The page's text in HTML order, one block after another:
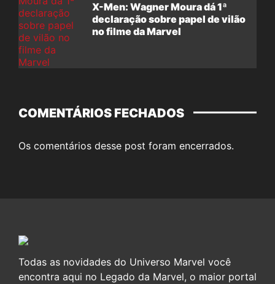
X-Men: Wagner Moura dá 1ª
declaração sobre papel de vilão
no filme da Marvel
COMENTÁRIOS FECHADOS
Os comentários desse post foram encerrados.
Todas as novidades do Universo Marvel você
encontra aqui no Legado da Marvel, o maior portal